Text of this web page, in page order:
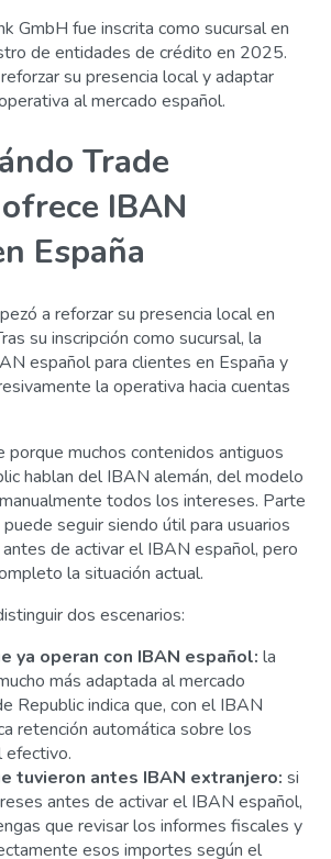
GmbH fue inscrita como sucursal en
de entidades de crédito en 2025.
su presencia local y adaptar
al mercado español.
Trade
IBAN
España
a reforzar su presencia local en
su inscripción como sucursal, la
español para clientes en España y
la operativa hacia cuentas
muchos contenidos antiguos
hablan del IBAN alemán, del modelo
todos los intereses. Parte
seguir siendo útil para usuarios
de activar el IBAN español, pero
la situación actual.
dos escenarios:
ya operan con IBAN español: la
más adaptada al mercado
Republic indica que, con el IBAN
retención automática sobre los
efectivo.
tuvieron antes IBAN extranjero: si
antes de activar el IBAN español,
que revisar los informes fiscales y
esos importes según el